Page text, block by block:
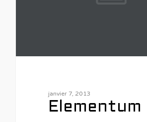
janvier 7, 2013
Elementum